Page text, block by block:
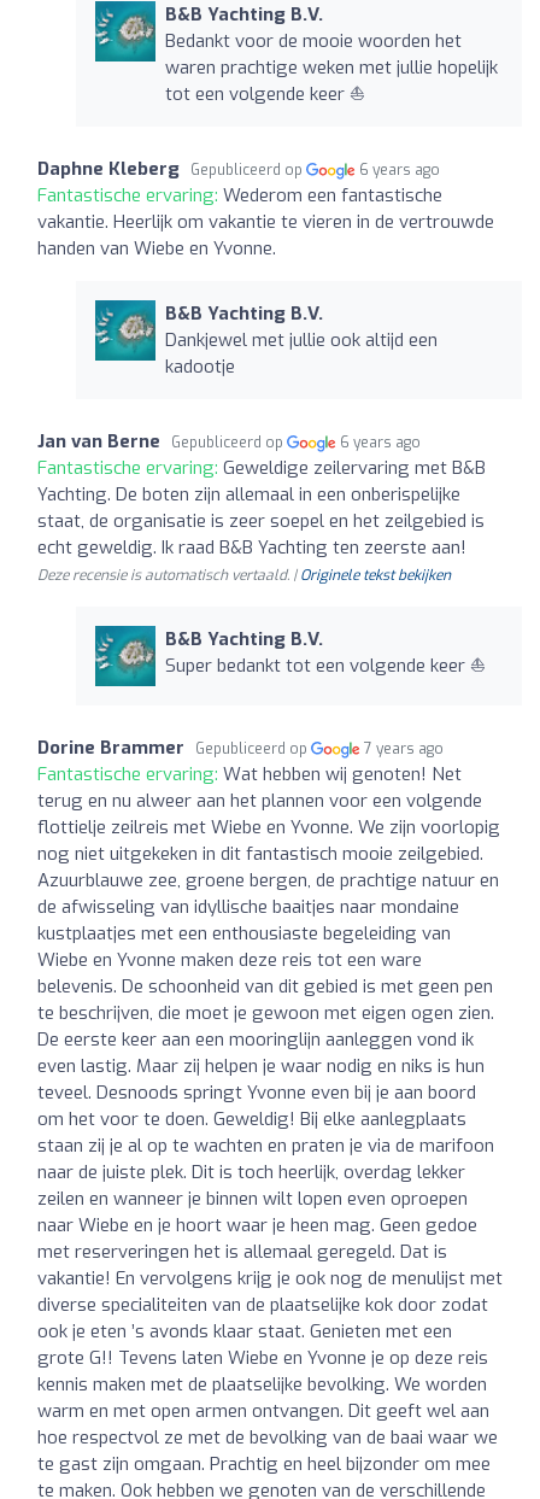
B&B Yachting B.V.
Bedankt voor de mooie woorden het
waren prachtige weken met jullie hopelijk
tot een volgende keer ⛵️
Daphne Kleberg Gepubliceerd op 6 years ago
Fantastische ervaring: Wederom een fantastische
vakantie. Heerlijk om vakantie te vieren in de vertrouwde
handen van Wiebe en Yvonne.
B&B Yachting B.V.
Dankjewel met jullie ook altijd een
kadootje
Jan van Berne Gepubliceerd op 6 years ago
Fantastische ervaring: Geweldige zeilervaring met B&B
Yachting. De boten zijn allemaal in een onberispelijke
staat, de organisatie is zeer soepel en het zeilgebied is
echt geweldig. Ik raad B&B Yachting ten zeerste aan!
Deze recensie is automatisch vertaald. |Originele tekst bekijken
B&B Yachting B.V.
Super bedankt tot een volgende keer ⛵️
Dorine Brammer Gepubliceerd op 7 years ago
Fantastische ervaring: Wat hebben wij genoten! Net
terug en nu alweer aan het plannen voor een volgende
flottielje zeilreis met Wiebe en Yvonne. We zijn voorlopig
nog niet uitgekeken in dit fantastisch mooie zeilgebied.
Azuurblauwe zee, groene bergen, de prachtige natuur en
de afwisseling van idyllische baaitjes naar mondaine
kustplaatjes met een enthousiaste begeleiding van
Wiebe en Yvonne maken deze reis tot een ware
belevenis. De schoonheid van dit gebied is met geen pen
te beschrijven, die moet je gewoon met eigen ogen zien.
De eerste keer aan een mooringlijn aanleggen vond ik
even lastig. Maar zij helpen je waar nodig en niks is hun
teveel. Desnoods springt Yvonne even bij je aan boord
om het voor te doen. Geweldig! Bij elke aanlegplaats
staan zij je al op te wachten en praten je via de marifoon
naar de juiste plek. Dit is toch heerlijk, overdag lekker
zeilen en wanneer je binnen wilt lopen even oproepen
naar Wiebe en je hoort waar je heen mag. Geen gedoe
met reserveringen het is allemaal geregeld. Dat is
vakantie! En vervolgens krijg je ook nog de menulijst met
diverse specialiteiten van de plaatselijke kok door zodat
ook je eten ’s avonds klaar staat. Genieten met een
grote G!! Tevens laten Wiebe en Yvonne je op deze reis
kennis maken met de plaatselijke bevolking. We worden
warm en met open armen ontvangen. Dit geeft wel aan
hoe respectvol ze met de bevolking van de baai waar we
te gast zijn omgaan. Prachtig en heel bijzonder om mee
te maken. Ook hebben we genoten van de verschillende